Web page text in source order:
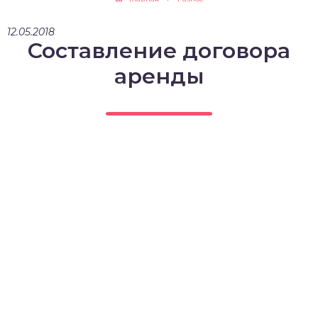
12.05.2018
Составление договора
аренды